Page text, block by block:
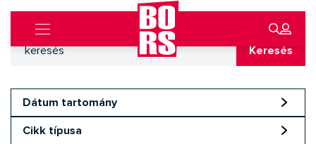
Keresés
Dátum tartomány
Cikk típusa